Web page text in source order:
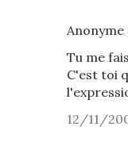
Tu me
C'est toi
12/11/